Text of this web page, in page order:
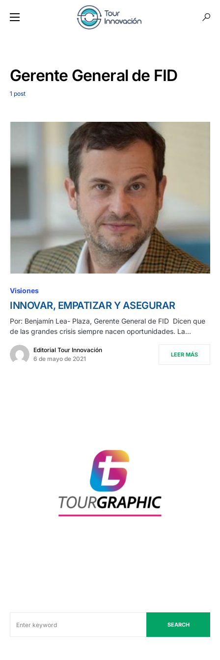
Gerente General de FID
1 post
Visiones
INNOVAR, EMPATIZAR Y ASEGURAR
Por: Benjamín Lea- Plaza, Gerente General de FID Dicen que
de las grandes crisis siempre nacen oportunidades. La…
Editorial Tour Innovación
6 de mayo de 2021
LEER MÁS
SEARCH